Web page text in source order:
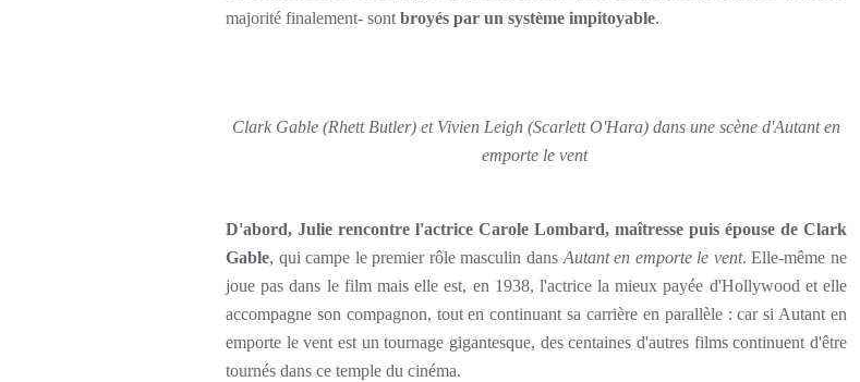
majorité finalement- sont broyés par un système impitoyable.
Clark Gable (Rhett Butler) et Vivien Leigh (Scarlett O'Hara) dans une scène d'Autant en
emporte le vent
D'abord, Julie rencontre l'actrice Carole Lombard, maîtresse puis épouse de Clark
Gable, qui campe le premier rôle masculin dans Autant en emporte le vent. Elle-même ne
joue pas dans le film mais elle est, en 1938, l'actrice la mieux payée d'Hollywood et elle
accompagne son compagnon, tout en continuant sa carrière en parallèle : car si Autant en
emporte le vent est un tournage gigantesque, des centaines d'autres films continuent d'être
tournés dans ce temple du cinéma.